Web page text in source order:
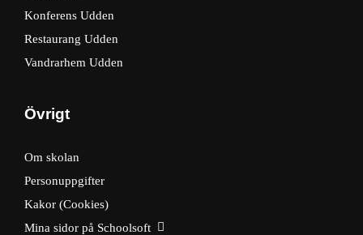
Konferens Udden
Restaurang Udden
Vandrarhem Udden
Övrigt
Om skolan
Personuppgifter
Kakor (Cookies)
Mina sidor på Schoolsoft